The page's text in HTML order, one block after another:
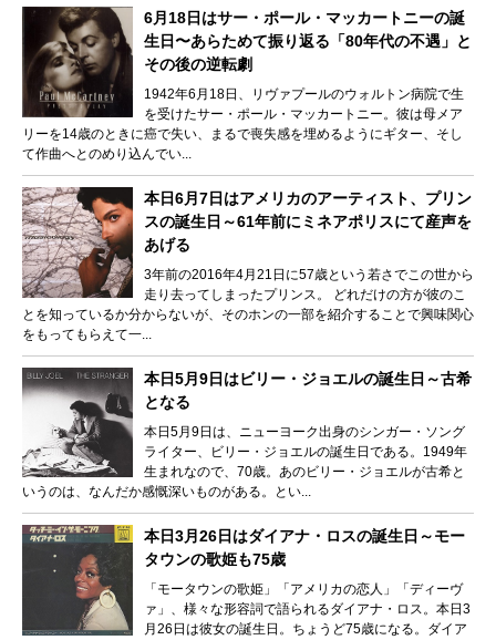
6月18日はサー・ポール・マッカートニーの誕
生日〜あらためて振り返る「80年代の不遇」と
その後の逆転劇
1942年6月18日、リヴァプールのウォルトン病院で生
を受けたサー・ポール・マッカートニー。彼は母メア
リーを14歳のときに癌で失い、まるで喪失感を埋めるようにギター、そし
て作曲へとのめり込んでい...
本日6月7日はアメリカのアーティスト、プリン
スの誕生日～61年前にミネアポリスにて産声を
あげる
3年前の2016年4月21日に57歳という若さでこの世から
走り去ってしまったプリンス。 どれだけの方が彼のこ
とを知っているか分からないが、そのホンの一部を紹介することで興味関心
をもってもらえて一...
本日5月9日はビリー・ジョエルの誕生日～古希
となる
本日5月9日は、ニューヨーク出身のシンガー・ソング
ライター、ビリー・ジョエルの誕生日である。1949年
生まれなので、70歳。あのビリー・ジョエルが古希と
いうのは、なんだか感慨深いものがある。とい...
本日3月26日はダイアナ・ロスの誕生日～モー
タウンの歌姫も75歳
「モータウンの歌姫」「アメリカの恋人」「ディーヴ
ァ」、様々な形容詞で語られるダイアナ・ロス。本日3
月26日は彼女の誕生日。ちょうど75歳になる。ダイア